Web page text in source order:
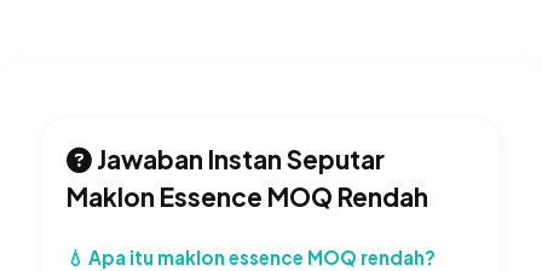
Jawaban Instan Seputar
Maklon Essence MOQ Rendah
💧 Apa itu maklon essence MOQ rendah?